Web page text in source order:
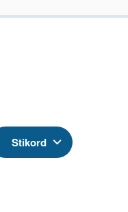
Stikord